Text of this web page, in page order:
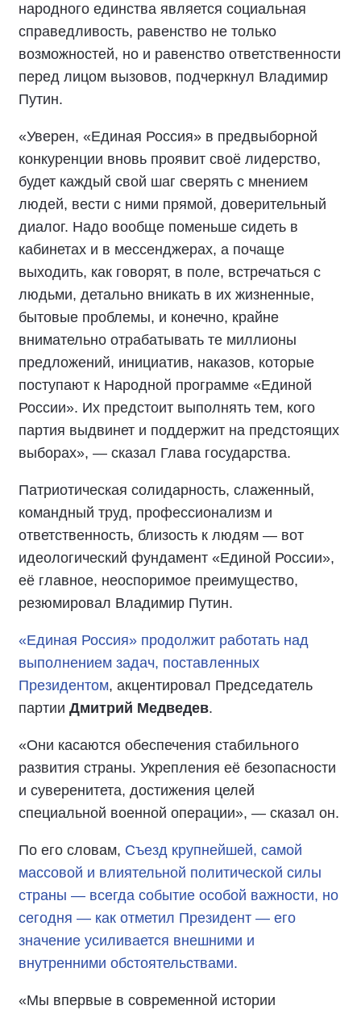
народного единства является социальная
справедливость, равенство не только
возможностей, но и равенство ответственности
перед лицом вызовов, подчеркнул Владимир
Путин.
«Уверен, «Единая Россия» в предвыборной
конкуренции вновь проявит своё лидерство,
будет каждый свой шаг сверять с мнением
людей, вести с ними прямой, доверительный
диалог. Надо вообще поменьше сидеть в
кабинетах и в мессенджерах, а почаще
выходить, как говорят, в поле, встречаться с
людьми, детально вникать в их жизненные,
бытовые проблемы, и конечно, крайне
внимательно отрабатывать те миллионы
предложений, инициатив, наказов, которые
поступают к Народной программе «Единой
России». Их предстоит выполнять тем, кого
партия выдвинет и поддержит на предстоящих
выборах», — сказал Глава государства.
Патриотическая солидарность, слаженный,
командный труд, профессионализм и
ответственность, близость к людям — вот
идеологический фундамент «Единой России»,
её главное, неоспоримое преимущество,
резюмировал Владимир Путин.
«Единая Россия» продолжит работать над
выполнением задач, поставленных
Президентом, акцентировал Председатель
партии Дмитрий Медведев.
«Они касаются обеспечения стабильного
развития страны. Укрепления её безопасности
и суверенитета, достижения целей
специальной военной операции», — сказал он.
По его словам, Съезд крупнейшей, самой
массовой и влиятельной политической силы
страны — всегда событие особой важности, но
сегодня — как отметил Президент — его
значение усиливается внешними и
внутренними обстоятельствами.
«Мы впервые в современной истории